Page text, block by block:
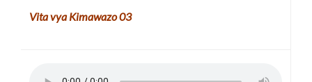
Vita vya Kimawazo03